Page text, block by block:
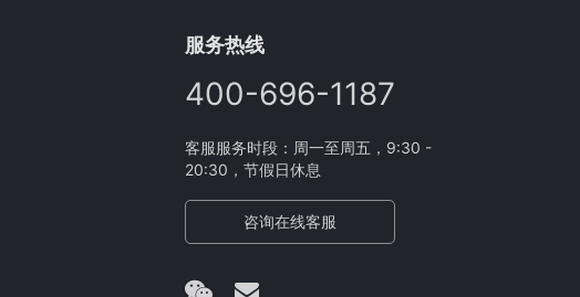
服务热线
400-696-1187
客服服务时段：周一至周五，9:30 -
20:30，节假日休息
咨询在线客服